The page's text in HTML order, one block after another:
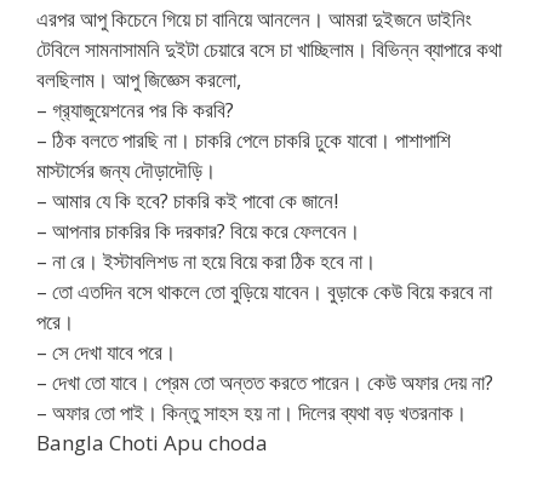
এরপর আপু কিচেনে গিয়ে চা বানিয়ে আনলেন। আমরা দুইজনে ডাইনিং
টেবিলে সামনাসামনি দুইটা চেয়ারে বসে চা খাচ্ছিলাম। বিভিন্ন ব্যাপারে কথা
বলছিলাম। আপু জিজ্ঞেস করলো,
– গ্র‍্যাজুয়েশনের পর কি করবি?
– ঠিক বলতে পারছি না। চাকরি পেলে চাকরি ঢুকে যাবো। পাশাপাশি
মাস্টার্সের জন্য দৌড়াদৌড়ি।
– আমার যে কি হবে? চাকরি কই পাবো কে জানে!
– আপনার চাকরির কি দরকার? বিয়ে করে ফেলবেন।
– না রে। ইস্টাবলিশড না হয়ে বিয়ে করা ঠিক হবে না।
– তো এতদিন বসে থাকলে তো বুড়িয়ে যাবেন। বুড়াকে কেউ বিয়ে করবে না
পরে।
– সে দেখা যাবে পরে।
– দেখা তো যাবে। প্রেম তো অন্তত করতে পারেন। কেউ অফার দেয় না?
– অফার তো পাই। কিন্তু সাহস হয় না। দিলের ব্যথা বড় খতরনাক।
Bangla Choti Apu choda